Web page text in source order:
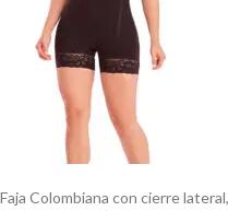
Faja Colombiana con cierre